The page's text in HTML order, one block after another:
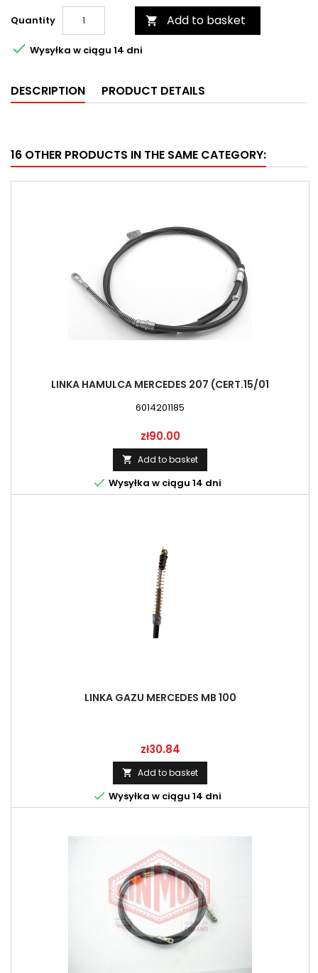
Quantity
 Add to basket
 Wysyłka w ciągu 14 dni
DESCRIPTION PRODUCT DETAILS
16 OTHER PRODUCTS IN THE SAME CATEGORY:
LINKA HAMULCA MERCEDES 207 (CERT.15/01
6014201185
Price
zł90.00
 Add to basket
 Wysyłka w ciągu 14 dni
LINKA GAZU MERCEDES MB 100
Price
zł30.84
 Add to basket
 Wysyłka w ciągu 14 dni